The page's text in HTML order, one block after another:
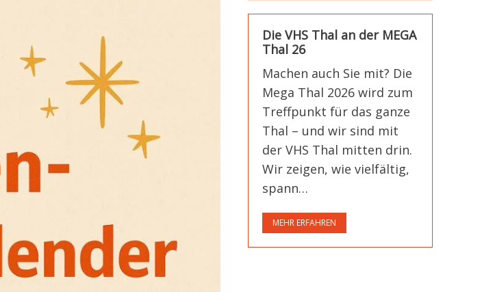
Die VHS Thal an der MEGA
Thal 26
Machen auch Sie mit? Die
Mega Thal 2026 wird zum
Treffpunkt für das ganze
Thal – und wir sind mit
der VHS Thal mitten drin.
Wir zeigen, wie vielfältig,
spann…
MEHR ERFAHREN